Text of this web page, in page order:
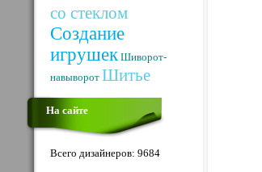
со стеклом
Создание
игрушек Шиворот-
навыворот Шитье
На сайте
Всего дизайнеров: 9684